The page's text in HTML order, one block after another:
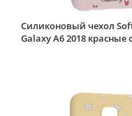
Силиконовый чехол
Galaxy A6 2018 красные